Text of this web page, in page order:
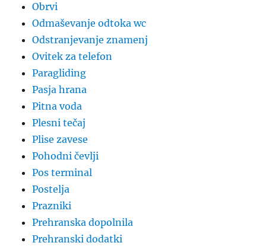
Obrvi
Odmaševanje odtoka wc
Odstranjevanje znamenj
Ovitek za telefon
Paragliding
Pasja hrana
Pitna voda
Plesni tečaj
Plise zavese
Pohodni čevlji
Pos terminal
Postelja
Prazniki
Prehranska dopolnila
Prehranski dodatki